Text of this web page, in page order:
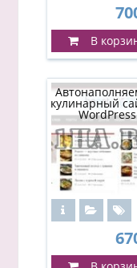
В
кулинарный
WordPress